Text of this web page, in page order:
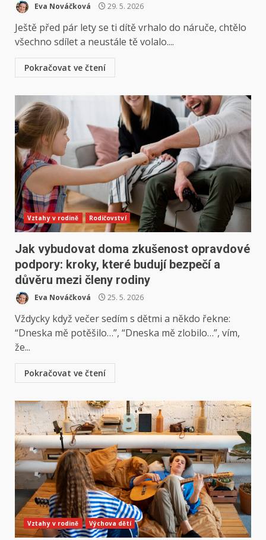
Eva Nováčková 29. 5. 2026
Ještě před pár lety se ti dítě vrhalo do náruče, chtělo
všechno sdílet a neustále tě volalo....
Pokračovat ve čtení
Vztahy v rodině Rodičovství
Jak vybudovat doma zkušenost opravdové
podpory: kroky, které budují bezpečí a
důvěru mezi členy rodiny
Eva Nováčková 25. 5. 2026
Vždycky když večer sedím s dětmi a někdo řekne:
“Dneska mě potěšilo…”, “Dneska mě zlobilo…”, vím,
že...
Pokračovat ve čtení
Vztahy v rodině Výchova dětí